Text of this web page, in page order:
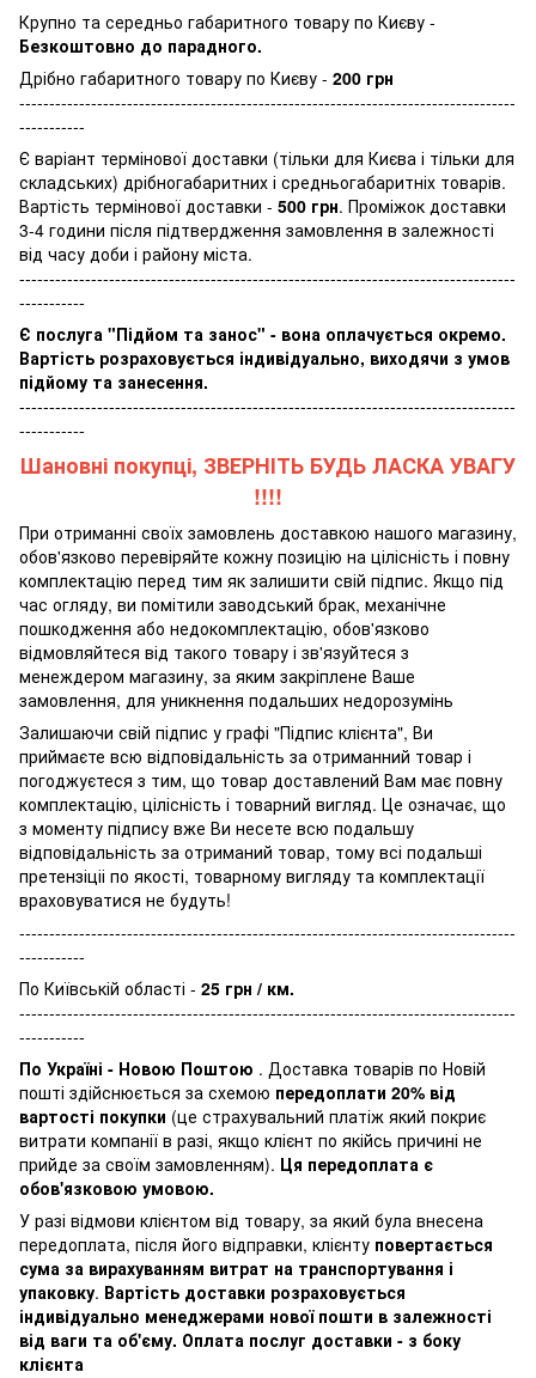
Крупно та середньо габаритного товару по Києву -
Безкоштовно до парадного.
Дрібно габаритного товару по Києву - 200 грн
-----------------------------------------------------------------------------------
-----------
Є варіант термінової доставки (тільки для Києва і тільки для
складських) дрібногабаритних і средньогабаритніх товарів.
Вартість термінової доставки - 500 грн. Проміжок доставки
3-4 години після підтвердження замовлення в залежності
від часу доби і району міста.
-----------------------------------------------------------------------------------
-----------
Є послуга "Підйом та занос" - вона оплачується окремо.
Вартість розраховується індивідуально, виходячи з умов
підйому та занесення.
-----------------------------------------------------------------------------------
-----------
Шановні покупці, ЗВЕРНІТЬ БУДЬ ЛАСКА УВАГУ
!!!!
При отриманні своїх замовлень доставкою нашого магазину,
обов'язково перевіряйте кожну позицію на цілісність і повну
комплектацію перед тим як залишити свій підпис. Якщо під
час огляду, ви помітили заводський брак, механічне
пошкодження або недокомплектацію, обов'язково
відмовляйтеся від такого товару і зв'язуйтеся з
менеждером магазину, за яким закріплене Ваше
замовлення, для уникнення подальших недорозумінь
Залишаючи свій підпис у графі "Підпис клієнта", Ви
приймаєте всю відповідальність за отриманний товар і
погоджуєтеся з тим, що товар доставлений Вам має повну
комплектацію, цілісність і товарний вигляд. Це означає, що
з моменту підпису вже Ви несете всю подальшу
відповідальність за отриманий товар, тому всі подальші
претензіціі по якості, товарному вигляду та комплектації
враховуватися не будуть!
-----------------------------------------------------------------------------------
-----------
По Київській області - 25 грн / км.
-----------------------------------------------------------------------------------
-----------
По Україні - Новою Поштою . Доставка товарів по Новій
пошті здійснюється за схемою передоплати 20% від
вартості покупки (це страхувальний платіж який покриє
витрати компанії в разі, якщо клієнт по якійсь причині не
прийде за своїм замовленням). Ця передоплата є
обов'язковою умовою.
У разі відмови клієнтом від товару, за який була внесена
передоплата, після його відправки, клієнту повертається
сума за вирахуванням витрат на транспортування і
упаковку. Вартість доставки розраховується
індивідуально менеджерами нової пошти в залежності
від ваги та об'єму. Оплата послуг доставки - з боку
клієнта